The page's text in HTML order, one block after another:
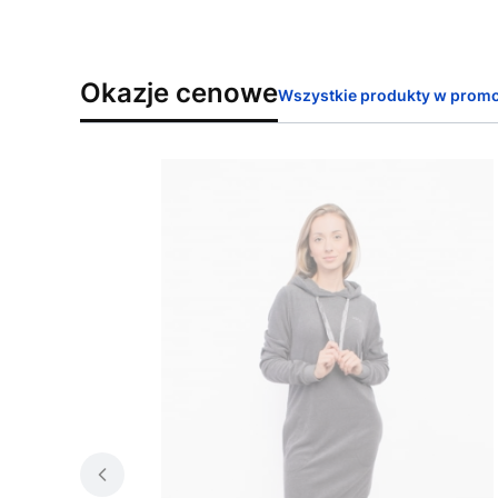
Okazje cenoweWszystkie produkty w